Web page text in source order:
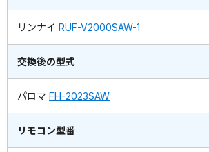
リンナイ RUF-V2000SAW-1
交換後の型式
パロマ FH-2023SAW
リモコン型番